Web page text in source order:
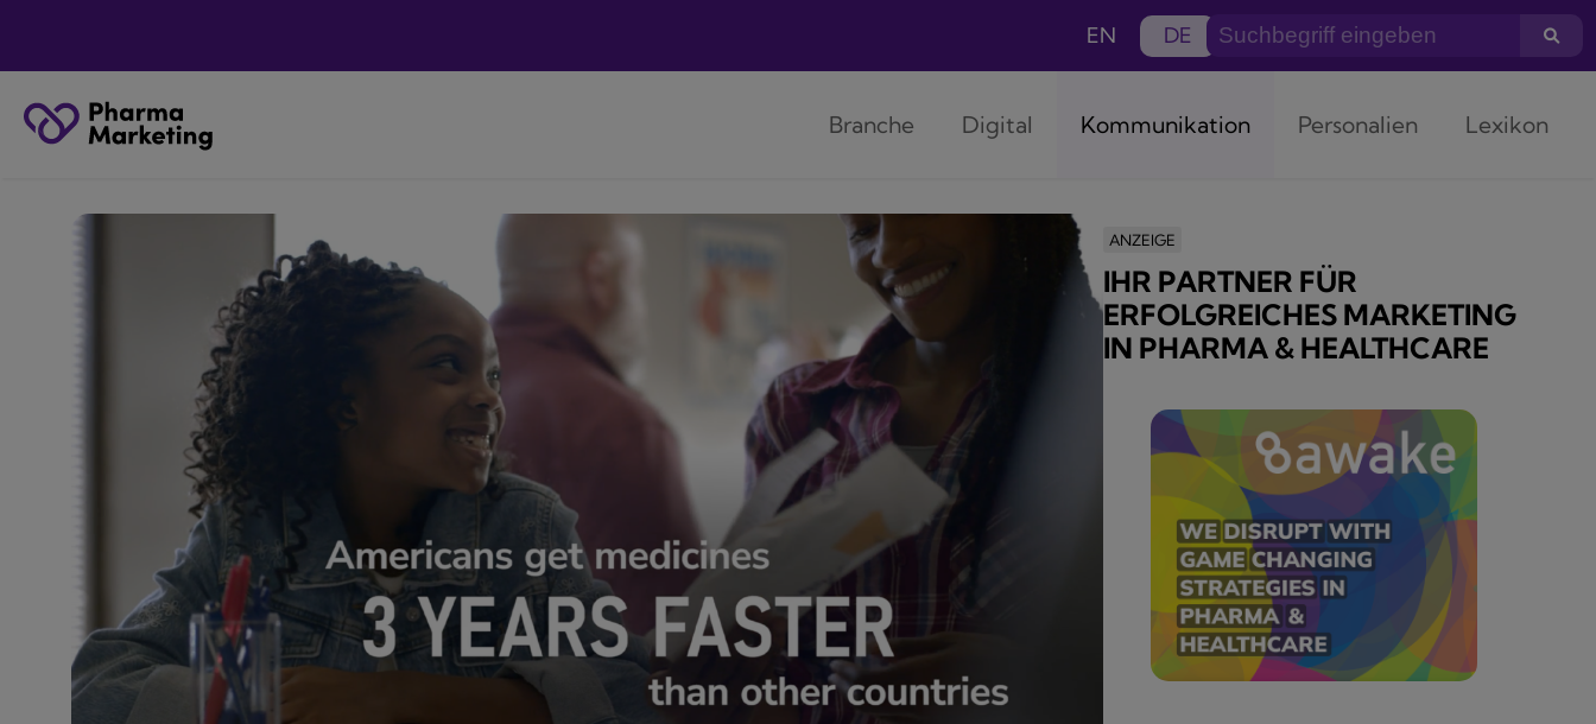
EN DE
Branche Digital Kommunikation Personalien Lexikon
ANZEIGE
IHR PARTNER FÜR
ERFOLGREICHES MARKETING
IN PHARMA & HEALTHCARE